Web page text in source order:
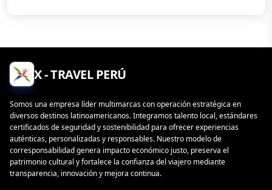
X - TRAVEL PERÚ
Somos una empresa líder multimarcas con operación estratégica en
diversos destinos latinoamericanos. Integramos talento local, estándares
certificados de seguridad y sostenibilidad para ofrecer experiencias
auténticas, personalizadas y responsables. Nuestro modelo de
corresponsabilidad genera impacto económico justo, preserva el
patrimonio cultural y fortalece la confianza del viajero mediante
transparencia, innovación y mejora continua.